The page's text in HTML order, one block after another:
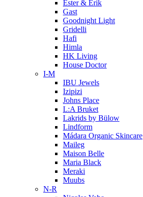
Ester & Erik
Gast
Goodnight Light
Gridelli
Hafi
Himla
HK Living
House Doctor
I-M
IBU Jewels
Izipizi
Johns Place
L:A Bruket
Lakrids by Bülow
Lindform
Mádara Organic Skincare
Maileg
Maison Belle
Maria Black
Meraki
Muubs
N-R